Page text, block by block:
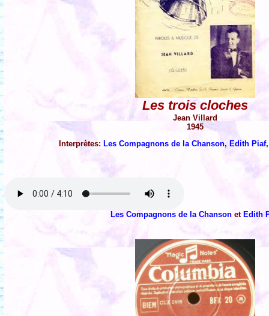
Les trois cloches
Jean Villard
1945
Interprètes: Les Compagnons de la Chanson, Edith Piaf
Les Compagnons de la Chanson et Edith